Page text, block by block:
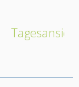
Tagesansicht